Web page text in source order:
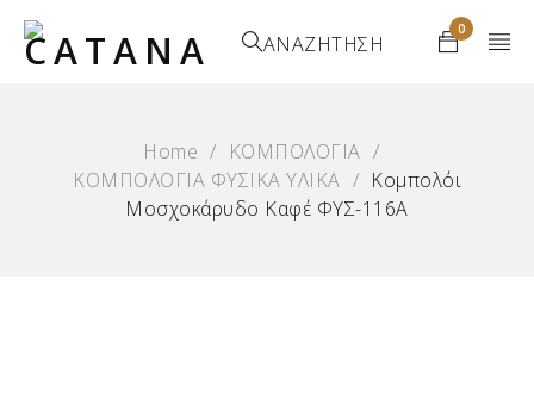
0
ΑΝΑΖΗΤΗΣΗ
Home / ΚΟΜΠΟΛΟΓΙΑ /
ΚΟΜΠΟΛΟΓΙΑ ΦΥΣΙΚΑ ΥΛΙΚΑ / Κομπολόι
Μοσχοκάρυδο Καφέ ΦΥΣ-116Α